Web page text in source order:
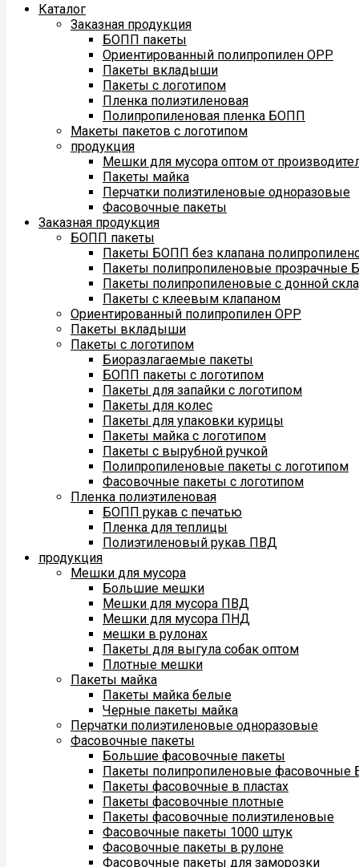
Каталог
Заказная продукция
БОПП пакеты
Ориентированный полипропилен ОРР
Пакеты вкладыши
Пакеты с логотипом
Пленка полиэтиленовая
Полипропиленовая пленка БОПП
Макеты пакетов с логотипом
продукция
Мешки для мусора оптом от
Пакеты майка
Перчатки полиэтиленовые одноразовые
Фасовочные пакеты
Заказная продукция
БОПП пакеты
Пакеты БОПП без клапана
Пакеты полипропиленовые прозрачные
Пакеты полипропиленовые с донной
Пакеты с клеевым клапаном
Ориентированный полипропилен ОРР
Пакеты вкладыши
Пакеты с логотипом
Биоразлагаемые пакеты
БОПП пакеты с логотипом
Пакеты для запайки с логотипом
Пакеты для колес
Пакеты для упаковки курицы
Пакеты майка с логотипом
Пакеты с вырубной ручкой
Полипропиленовые пакеты с логотипом
Фасовочные пакеты с логотипом
Пленка полиэтиленовая
БОПП рукав с печатью
Пленка для теплицы
Полиэтиленовый рукав ПВД
продукция
Мешки для мусора
Большие мешки
Мешки для мусора ПВД
Мешки для мусора ПНД
мешки в рулонах
Пакеты для выгула собак оптом
Плотные мешки
Пакеты майка
Пакеты майка белые
Черные пакеты майка
Перчатки полиэтиленовые одноразовые
Фасовочные пакеты
Большие фасовочные пакеты
Пакеты полипропиленовые
Пакеты фасовочные в пластах
Пакеты фасовочные плотные
Пакеты фасовочные полиэтиленовые
Фасовочные пакеты 1000 штук
Фасовочные пакеты в рулоне
Фасовочные пакеты для заморозки